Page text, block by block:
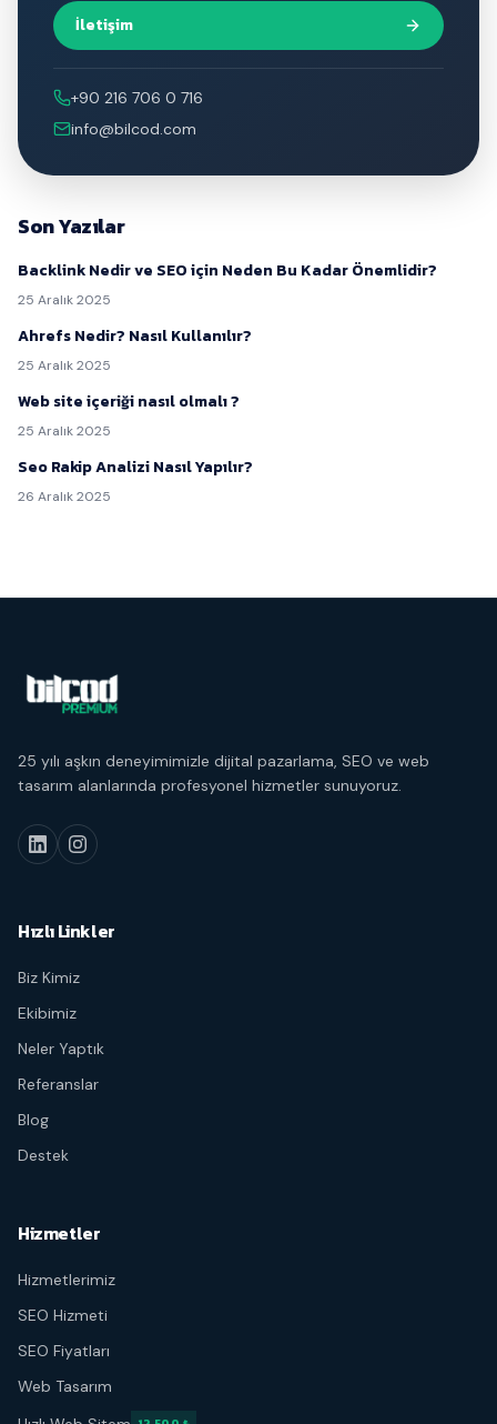
İletişim
+90 216 706 0 716
info@bilcod.com
Son Yazılar
Backlink Nedir ve SEO için Neden Bu Kadar Önemlidir?
25 Aralık 2025
Ahrefs Nedir? Nasıl Kullanılır?
25 Aralık 2025
Web site içeriği nasıl olmalı ?
25 Aralık 2025
Seo Rakip Analizi Nasıl Yapılır?
26 Aralık 2025
25 yılı aşkın deneyimimizle dijital pazarlama, SEO ve web
tasarım alanlarında profesyonel hizmetler sunuyoruz.
Hızlı Linkler
Biz Kimiz
Ekibimiz
Neler Yaptık
Referanslar
Blog
Destek
Hizmetler
Hizmetlerimiz
SEO Hizmeti
SEO Fiyatları
Web Tasarım